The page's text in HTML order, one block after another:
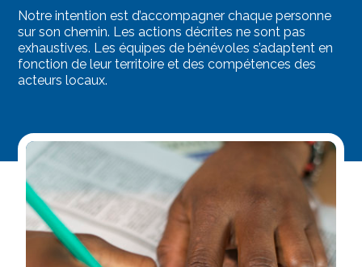
Notre intention est d’accompagner chaque personne
sur son chemin. Les actions décrites ne sont pas
exhaustives. Les équipes de bénévoles s’adaptent en
fonction de leur territoire et des compétences des
acteurs locaux.